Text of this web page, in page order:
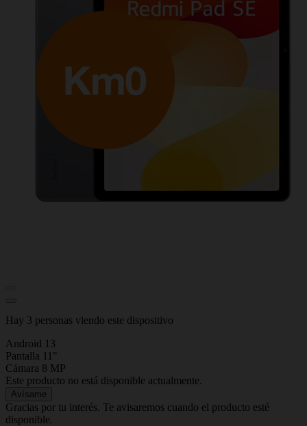
Hay 3 personas viendo este dispositivo
Android 13
Pantalla 11"
Cámara 8 MP
Este producto no está disponible actualmente.
Avísame
Gracias por tu interés. Te avisaremos cuando el producto esté
disponible.